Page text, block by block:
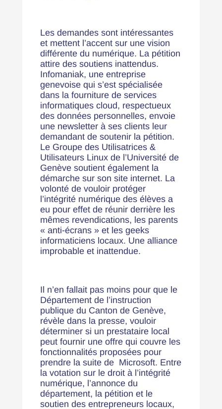
Les demandes sont intéressantes
et mettent l’accent sur une vision
différente du numérique. La pétition
attire des soutiens inattendus.
Infomaniak, une entreprise
genevoise qui s’est spécialisée
dans la fourniture de services
informatiques cloud, respectueux
des données personnelles, envoie
une newsletter à ses clients leur
demandant de soutenir la pétition.
Le Groupe des Utilisatrices &
Utilisateurs Linux de l’Université de
Genève soutient également la
démarche sur son site internet. La
volonté de vouloir protéger
l’intégrité numérique des élèves a
eu pour effet de réunir derrière les
mêmes revendications, les parents
« anti-écrans » et les geeks
informaticiens locaux. Une alliance
improbable et inattendue.
Il n’en fallait pas moins pour que le
Département de l’instruction
publique du Canton de Genève,
révèle dans la presse, vouloir
déterminer si un prestataire local
peut fournir une offre qui couvre les
fonctionnalités proposées pour
prendre la suite de Microsoft. Entre
la votation sur le droit à l’intégrité
numérique, l’annonce du
département, la pétition et le
soutien des entrepreneurs locaux,